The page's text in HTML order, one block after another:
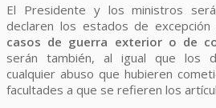
El Presidente y los ministros
declaren los estados de excepción
casos de guerra exterior o de
serán también, al igual que los
cualquier abuso que hubieren
facultades a que se refieren los